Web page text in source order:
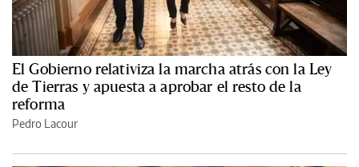
El Gobierno relativiza la marcha atrás con la Ley
de Tierras y apuesta a aprobar el resto de la
reforma
Pedro Lacour